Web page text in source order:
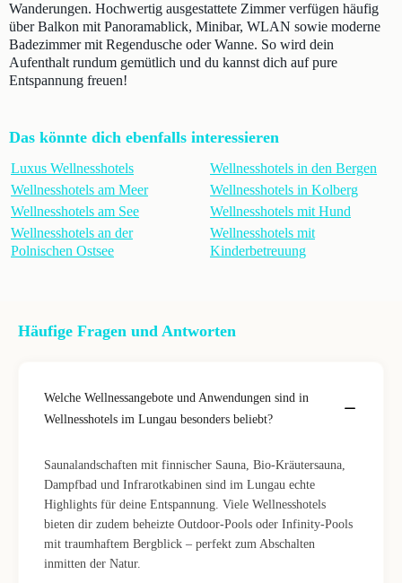
Wanderungen. Hochwertig ausgestattete Zimmer verfügen häufig
über Balkon mit Panoramablick, Minibar, WLAN sowie moderne
Badezimmer mit Regendusche oder Wanne. So wird dein
Aufenthalt rundum gemütlich und du kannst dich auf pure
Entspannung freuen!
Das könnte dich ebenfalls interessieren
Luxus Wellnesshotels
Wellnesshotels am Meer
Wellnesshotels am See
Wellnesshotels an der
Polnischen Ostsee
Wellnesshotels in den Bergen
Wellnesshotels in Kolberg
Wellnesshotels mit Hund
Wellnesshotels mit
Kinderbetreuung
Häufige Fragen und Antworten
Welche Wellnessangebote und Anwendungen sind in
Wellnesshotels im Lungau besonders beliebt?
Saunalandschaften mit finnischer Sauna, Bio-Kräutersauna,
Dampfbad und Infrarotkabinen sind im Lungau echte
Highlights für deine Entspannung. Viele Wellnesshotels
bieten dir zudem beheizte Outdoor-Pools oder Infinity-Pools
mit traumhaftem Bergblick – perfekt zum Abschalten
inmitten der Natur.